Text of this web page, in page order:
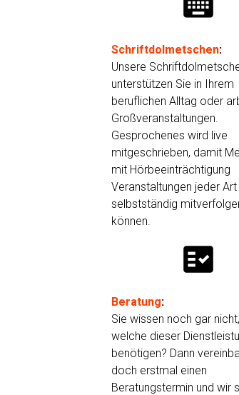
keyboard
Schriftdolmetschen:
Unsere
unterstützen Sie in Ihrem
beruflichen Alltag oder
Großveranstaltungen.
Gesprochenes wird live
mitgeschrieben, damit
mit Hörbeeinträchtigung
Veranstaltungen jeder Art
selbstständig
können.
fact_check
Beratung:
Sie wissen noch gar
welche dieser
benötigen? Dann
doch erstmal einen
Beratungstermin und wir